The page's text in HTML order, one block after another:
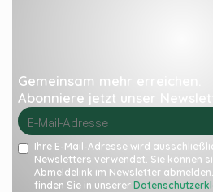
Gemeinsam mehr erreichen.
Abonniere jetzt unser
Ihre E-Mail-Adresse wird
Newsletters verwendet. Sie können
Abmeldelink im Newsletter
finden Sie in unserer